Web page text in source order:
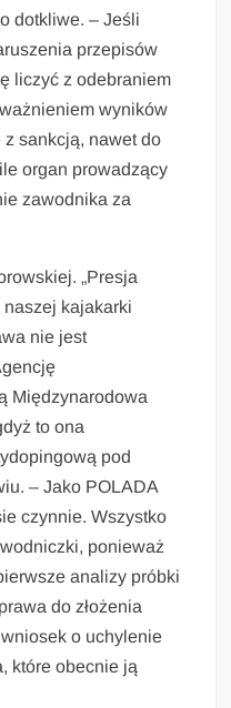
dotkliwe. – Jeśli
przepisów
liczyć z odebraniem
wyników
sankcją, nawet do
organ prowadzący
zawodnika za
„Presja
naszej kajakarki
nie jest
Międzynarodowa
to ona
pod
– Jako POLADA
czynnie. Wszystko
ponieważ
analizy próbki
do złożenia
o uchylenie
które obecnie ją